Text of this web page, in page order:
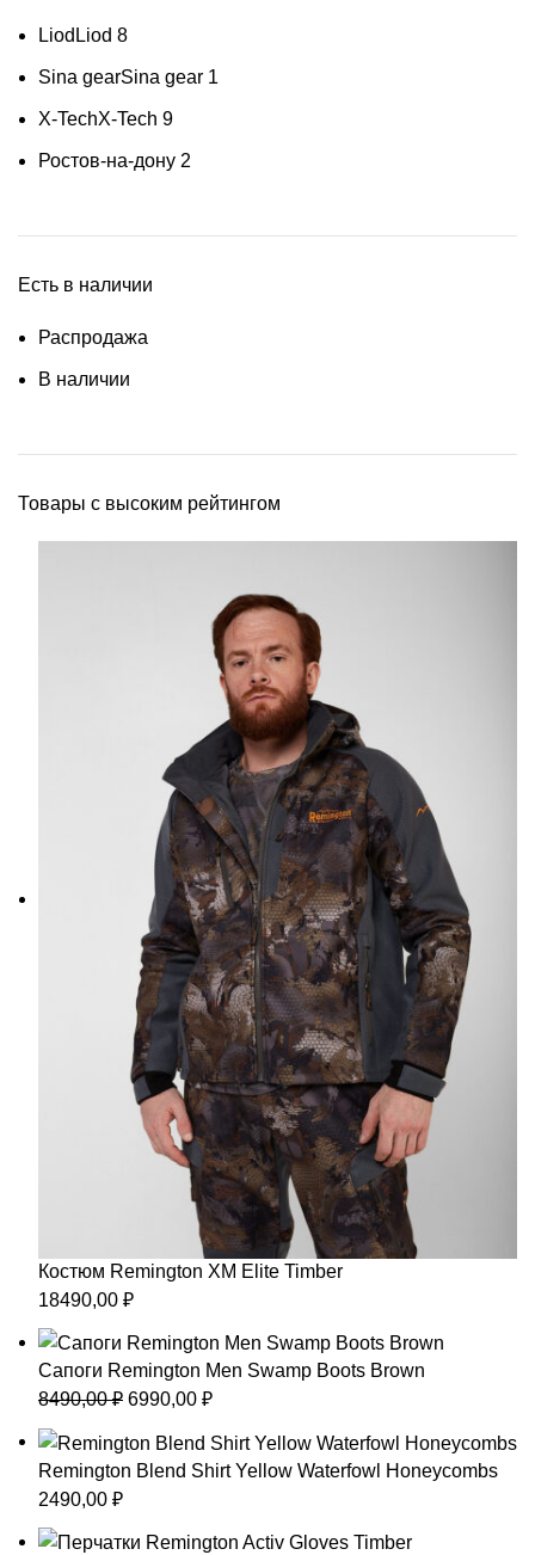
Liod Liod 8
Sina gearSina gear 1
X-TechX-Tech 9
Ростов-на-дону 2
Есть в наличии
Распродажа
В наличии
Товары с высоким рейтингом
Костюм Remington XM Elite Timber
18490,00 ₽
Сапоги Remington Men Swamp Boots Вrown
8490,00₽ Первоначальная
6990,00 ₽Текущая
Remington Blend Shirt Yellow Waterfowl Honeycombs
2490,00 ₽